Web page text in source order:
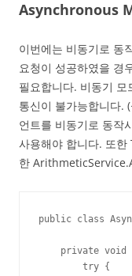
Asynchronous
이번에는 비동기로 동
요청이 성공하였을 경
필요합니다. 비동기
통신이 불가능합니다.
언트를 비동기로 동작
사용해야 합니다. 또
한
public class
private void
        try {